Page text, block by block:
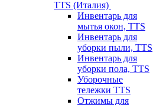
TTS (Италия)
Инвентарь для
мытья окон, TTS
Инвентарь для
уборки пыли, TTS
Инвентарь для
уборки пола, TTS
Уборочные
тележки TTS
Отжимы для